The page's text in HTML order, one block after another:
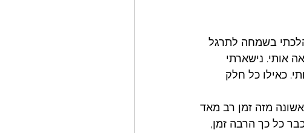
בשמחה לתרגל
אותי. נישארתי
אותי. כאילו כל חלק
מזה זמן רב מאד
כל כך הרבה זמן,